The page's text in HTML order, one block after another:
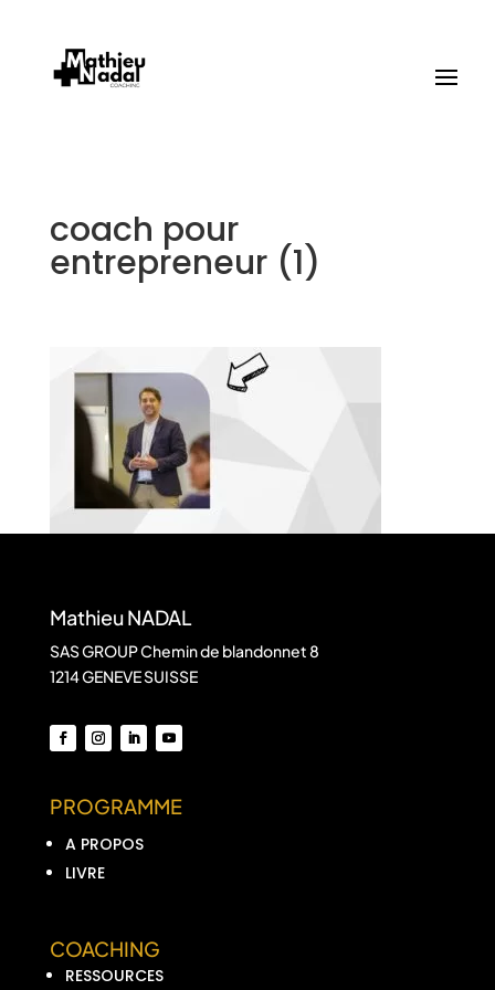
coach pour
entrepreneur (1)
Mathieu NADAL
SAS GROUP Chemin de blandonnet 8
1214 GENEVE SUISSE
PROGRAMME
A PROPOS
LIVRE
COACHING
RESSOURCES